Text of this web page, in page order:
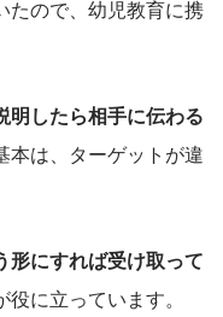
たので、幼児教育に携
明したら相手に伝わる
本は、ターゲットが違
形にすれば受け取って
役に立っています。